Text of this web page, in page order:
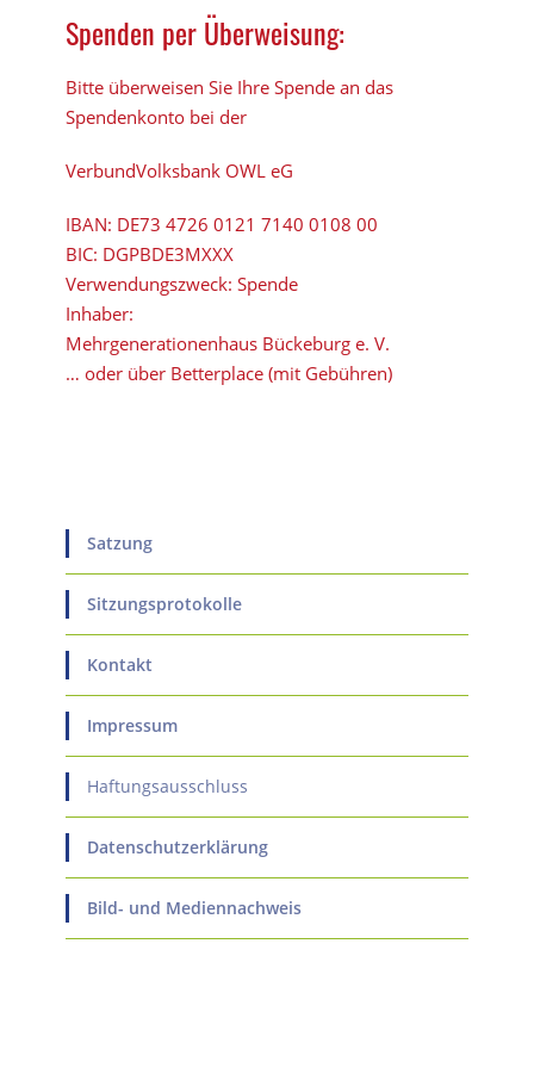
Spenden per Überweisung:
Bitte überweisen Sie Ihre Spende an das
Spendenkonto bei der
VerbundVolksbank OWL eG
IBAN: DE73 4726 0121 7140 0108 00
BIC: DGPBDE3MXXX
Verwendungszweck: Spende
Inhaber:
Mehrgenerationenhaus Bückeburg e. V.
… oder über Betterplace (mit Gebühren)
Satzung
Sitzungsprotokolle
Kontakt
Impressum
Haftungsausschluss
Datenschutzerklärung
Bild- und Mediennachweis